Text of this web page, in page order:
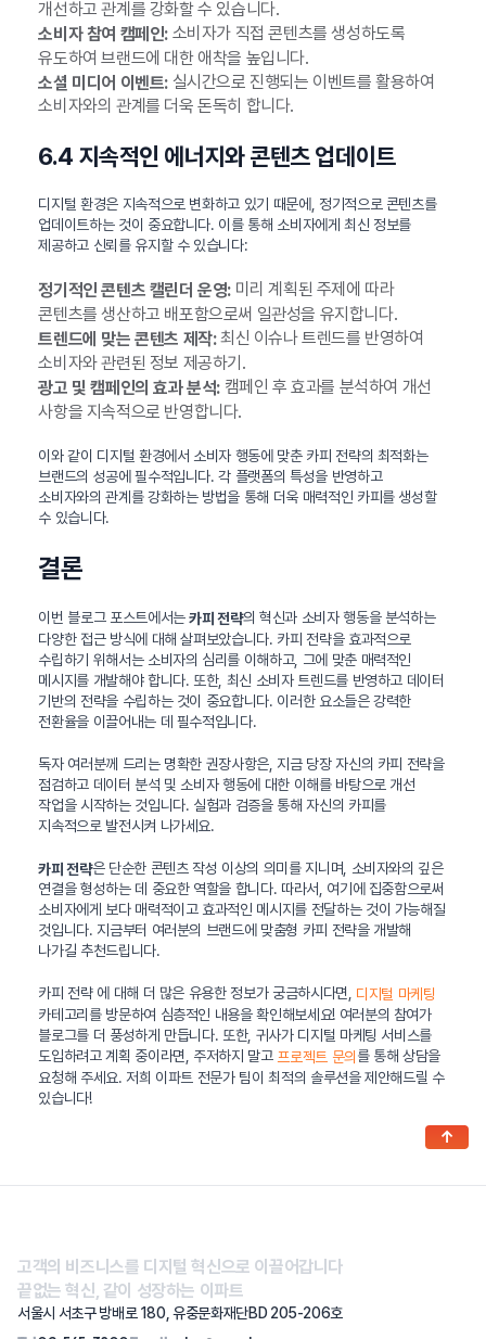
개선하고 관계를 강화할 수 있습니다.
소비자 참여 캠페인:소비자가 직접 콘텐츠를 생성하도록
유도하여 브랜드에 대한 애착을 높입니다.
소셜 미디어 이벤트:실시간으로 진행되는 이벤트를 활용하여
소비자와의 관계를 더욱 돈독히 합니다.
6.4 지속적인 에너지와 콘텐츠 업데이트
디지털 환경은 지속적으로 변화하고 있기 때문에, 정기적으로 콘텐츠를
업데이트하는 것이 중요합니다. 이를 통해 소비자에게 최신 정보를
제공하고 신뢰를 유지할 수 있습니다:
정기적인 콘텐츠 캘린더 운영:미리 계획된 주제에 따라
콘텐츠를 생산하고 배포함으로써 일관성을 유지합니다.
트렌드에 맞는 콘텐츠 제작:최신 이슈나 트렌드를 반영하여
소비자와 관련된 정보 제공하기.
광고 및 캠페인의 효과 분석:캠페인 후 효과를 분석하여 개선
사항을 지속적으로 반영합니다.
이와 같이 디지털 환경에서 소비자 행동에 맞춘 카피 전략의 최적화는
브랜드의 성공에 필수적입니다. 각 플랫폼의 특성을 반영하고
소비자와의 관계를 강화하는 방법을 통해 더욱 매력적인 카피를 생성할
수 있습니다.
결론
이번 블로그 포스트에서는카피 전략의 혁신과 소비자 행동을 분석하는
다양한 접근 방식에 대해 살펴보았습니다. 카피 전략을 효과적으로
수립하기 위해서는 소비자의 심리를 이해하고, 그에 맞춘 매력적인
메시지를 개발해야 합니다. 또한, 최신 소비자 트렌드를 반영하고 데이터
기반의 전략을 수립하는 것이 중요합니다. 이러한 요소들은 강력한
전환율을 이끌어내는 데 필수적입니다.
독자 여러분께 드리는 명확한 권장사항은, 지금 당장 자신의 카피 전략을
점검하고 데이터 분석 및 소비자 행동에 대한 이해를 바탕으로 개선
작업을 시작하는 것입니다. 실험과 검증을 통해 자신의 카피를
지속적으로 발전시켜 나가세요.
카피 전략은 단순한 콘텐츠 작성 이상의 의미를 지니며, 소비자와의 깊은
연결을 형성하는 데 중요한 역할을 합니다. 따라서, 여기에 집중함으로써
소비자에게 보다 매력적이고 효과적인 메시지를 전달하는 것이 가능해질
것입니다. 지금부터 여러분의 브랜드에 맞춤형 카피 전략을 개발해
나가길 추천드립니다.
카피 전략 에 대해 더 많은 유용한 정보가 궁금하시다면, 디지털 마케팅
카테고리를 방문하여 심층적인 내용을 확인해보세요! 여러분의 참여가
블로그를 더 풍성하게 만듭니다. 또한, 귀사가 디지털 마케팅 서비스를
도입하려고 계획 중이라면, 주저하지 말고 프로젝트 문의 를 통해 상담을
요청해 주세요. 저희 이파트 전문가 팀이 최적의 솔루션을 제안해드릴 수
있습니다!
고객의 비즈니스를 디지털 혁신으로 이끌어갑니다
끝없는 혁신, 같이 성장하는 이파트
서울시 서초구 방배로 180, 유중문화재단BD 205-206호
↑